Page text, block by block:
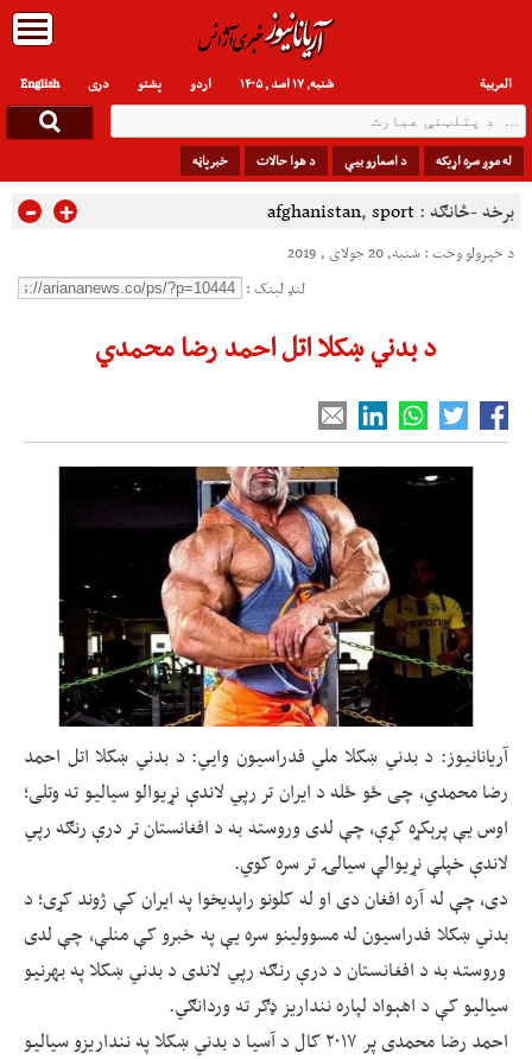
English دری پشتو العربیة اردو شنبه, ۱۷ اسد , ۱۴۰۵
له موږ سره اړیکه د اسعارو بیې د هوا حالات خبرپاڼه
برخه -څانګه : afghanistan, sport
- +
د خپرولو وخت : شنبه, 20 جولای , 2019
لنډ لینک :
د بدني ښکلا اتل احمد رضا محمدي
آریانانیوز: د بدني ښکلا ملي فدراسیون وايي: د بدني ښکلا اتل احمد
رضا محمدي، چی ځو ځله د ایران تر رپي لاندې نړیوالو سیالیو ته وتلی؛
اوس یې پرېکړه کړې، چې لدی وروسته به د افغانستان تر درې رنګه رپي
لاندې خپلې نړیوالې سیالۍ تر سره کوي.
دی، چې له آره افغان دی او له کلونو راپدیخوا په ایران کې ژوند کړی؛ د
بدني ښکلا فدراسیون له مسوولینو سره یې په خبرو کې منلې، چې لدی
وروسته به د افغانستان د درې رنګه رپي لاندی د بدني ښکلا په بهرنیو
سیالیو کې د اهېواد لپاره ننداریز ډګر ته وردانګي.
احمد رضا محمدی پر ۲۰۱۷ کال د آسیا د بدني ښکلا په ننداریزو سیالیو